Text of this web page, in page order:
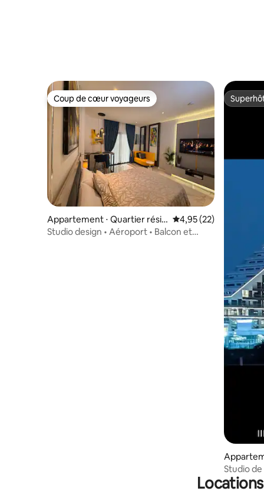
Coup de cœur voyageurs
Coup de cœur voyageurs
Appartement ⋅ Quartier résid
entiel de l'aéroport
Évaluation moyenne
4,95 (22)
Studio design • Aéroport • Balcon et
Studio de
The